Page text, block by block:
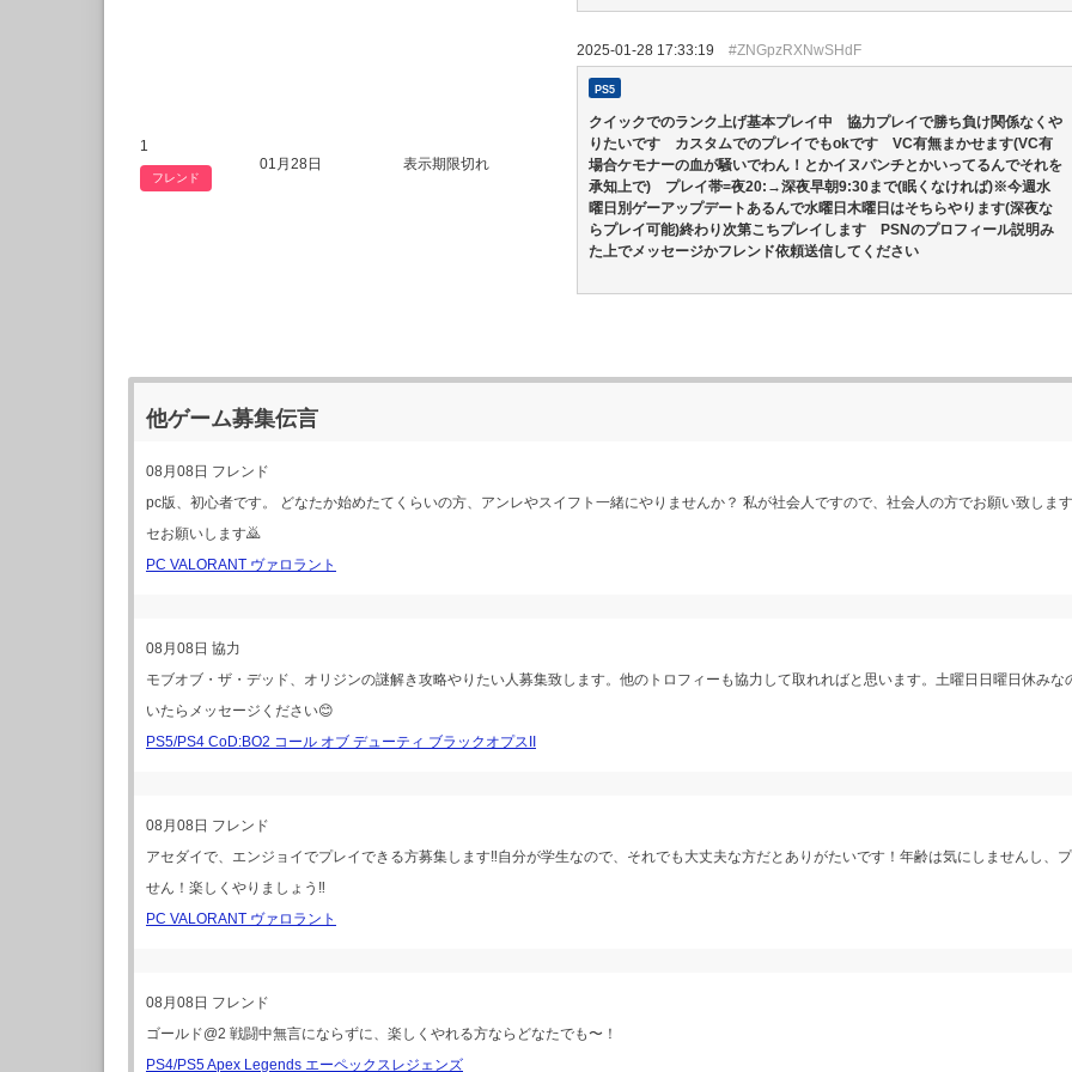
1
フレンド
01月28日 表示期限切れ
2025-01-28 17:33:19 #ZNGpzRXNwSHdF
PS5
クイックでのランク上げ基本プレイ中 協力プレイで勝ち負け関係なくや
りたいです カスタムでのプレイでもokです VC有無まかせます(VC有
場合ケモナーの血が騒いでわん！とかイヌパンチとかいってるんでそれを
承知上で) プレイ帯=夜20:→深夜早朝9:30まで(眠くなければ)※今週水
曜日別ゲーアップデートあるんで水曜日木曜日はそちらやります(深夜な
らプレイ可能)終わり次第こちプレイします PSNのプロフィール説明み
た上でメッセージかフレンド依頼送信してください
他ゲーム募集伝言
08月08日 フレンド
pc版、初心者です。 どなたか始めたてくらいの方、アンレやスイフト一緒にやりませんか？ 私が社会人ですので、社会人の方でお願い致しま
セお願いします🙇
PC VALORANT ヴァロラント
08月08日 協力
モブオブ・ザ・デッド、オリジンの謎解き攻略やりたい人募集致します。他のトロフィーも協力して取れればと思います。土曜日日曜日休みな
いたらメッセージください😊
PS5/PS4 CoD:BO2 コール オブ デューティ ブラックオプスII
08月08日 フレンド
アセダイで、エンジョイでプレイできる方募集します‼️自分が学生なので、それでも大丈夫な方だとありがたいです！年齢は気にしませんし、
せん！楽しくやりましょう‼️
PC VALORANT ヴァロラント
08月08日 フレンド
ゴールド@2 戦闘中無言にならずに、楽しくやれる方ならどなたでも〜！
PS4/PS5 Apex Legends エーペックスレジェンズ